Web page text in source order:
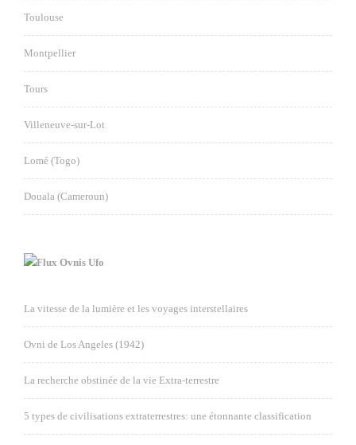
Toulouse
Montpellier
Tours
Villeneuve-sur-Lot
Lomé (Togo)
Douala (Cameroun)
Ovnis Ufo
La vitesse de la lumière et les voyages interstellaires
Ovni de Los Angeles (1942)
La recherche obstinée de la vie Extra-terrestre
5 types de civilisations extraterrestres: une étonnante classification